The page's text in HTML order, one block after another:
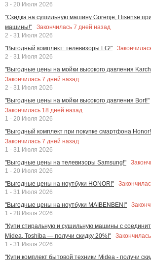
3 - 20 Июля 2026
"Скидка на сушильную машину Gorenje, Hisense
машины!"
Закончилась 7 дней назад
2 - 31 Июля 2026
"Выгодный комплект: телевизоры LG!"
2 - 31 Июля 2026
"Выгодные цены на мойки высокого давления
Закончилась 7 дней назад
2 - 31 Июля 2026
"Выгодные цены на мойки высокого давления Bort!"
Закончилась 18 дней назад
1 - 20 Июля 2026
"Выгодный комплект при покупке смартфона
Закончилась 7 дней назад
1 - 31 Июля 2026
"Выгодные цены на телевизоры Samsung!"
1 - 20 Июля 2026
"Выгодные цены на ноутбуки HONOR!"
1 - 31 Июля 2026
"Выгодные цены на ноутбуки MAIBENBEN!"
1 - 28 Июля 2026
"Купи стиральную и сушильную машины с
Midea, Toshiba — получи скидку 20%!"
Закончилась
1 - 31 Июля 2026
"Купи комплект бытовой техники Midea - получи